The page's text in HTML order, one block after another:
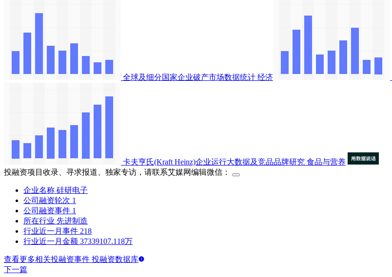
全球及细分国家企业破产市场数据统计 经济
卡夫亨氏(Kraft Heinz)企业运行大数据及竞品品牌研究 食品与营养
投融资项目收录、寻求报道、独家专访，请联系艾媒网编辑微信：
企业名称 硅研电子
公司融资轮次 1
公司融资事件 1
所在行业 先进制造
行业近一月事件 218
行业近一月金额 37339107.118万
查看更多相关投融资事件 投融资数据库
下一篇